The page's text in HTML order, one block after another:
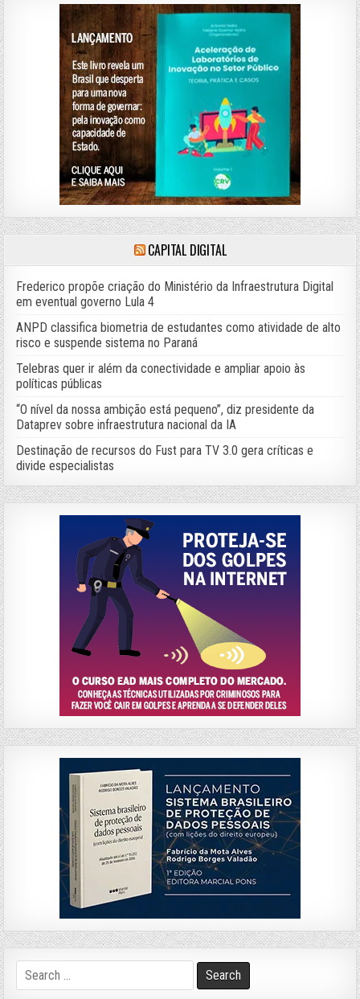
CAPITAL DIGITAL
Frederico propõe criação do Ministério da Infraestrutura Digital
em eventual governo Lula 4
ANPD classifica biometria de estudantes como atividade de alto
risco e suspende sistema no Paraná
Telebras quer ir além da conectividade e ampliar apoio às
políticas públicas
“O nível da nossa ambição está pequeno”, diz presidente da
Dataprev sobre infraestrutura nacional da IA
Destinação de recursos do Fust para TV 3.0 gera críticas e
divide especialistas
Search
for: